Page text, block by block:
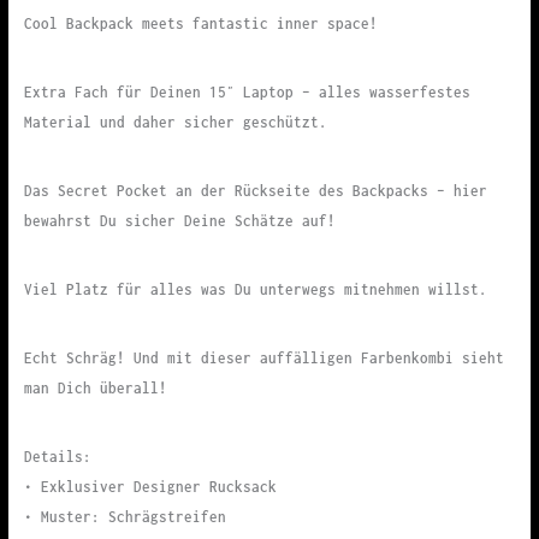
Cool Backpack meets fantastic inner space!
Extra Fach für Deinen 15″ Laptop – alles wasserfestes
Material und daher sicher geschützt.
Das Secret Pocket an der Rückseite des Backpacks – hier
bewahrst Du sicher Deine Schätze auf!
Viel Platz für alles was Du unterwegs mitnehmen willst.
Echt Schräg! Und mit dieser auffälligen Farbenkombi sieht
man Dich überall!
Details:
• Exklusiver Designer Rucksack
• Muster: Schrägstreifen